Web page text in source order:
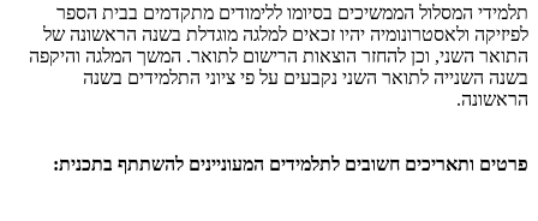
תלמידי המסלול הממשיכים בסיומו ללימודים מתקדמים בבית הספר
לפיזיקה ולאסטרונומיה יהיו זכאים למלגה מוגדלת בשנה הראשונה של
התואר השני, וכן להחזר הוצאות הרישום לתואר. המשך המלגה והיקפה
בשנה השנייה לתואר השני נקבעים על פי ציוני התלמידים בשנה
הראשונה.
פרטים ותאריכים חשובים לתלמידים המעוניינים להשתתף בתכנית: